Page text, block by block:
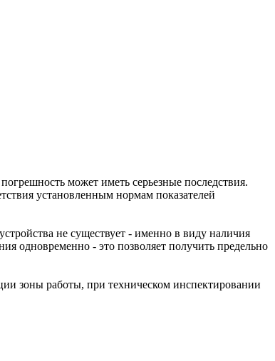
может иметь серьезные последствия.
установленным нормам показателей
не существует - именно в виду наличия
одновременно - это позволяет получить предельно
зоны работы, при техническом инспектировании